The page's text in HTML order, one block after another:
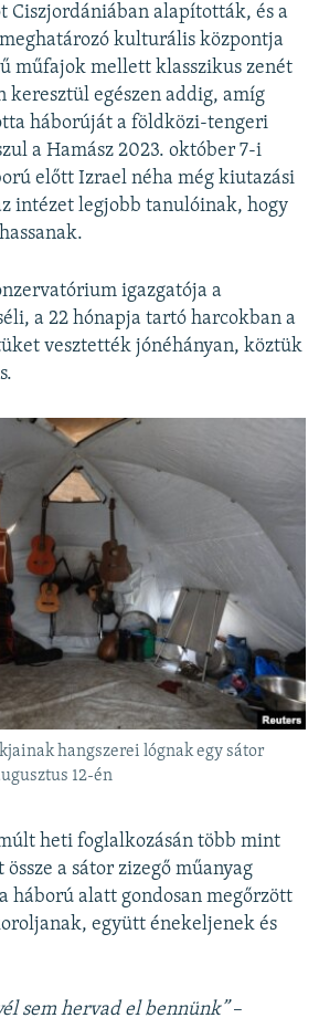
Ciszjordániában alapították, és a
kulturális központja
műfajok mellett klasszikus zenét
keresztül egészen addig, amíg
háborúját a földközi-tengeri
a Hamász 2023. október 7-i
előtt Izrael néha még kiutazási
intézet legjobb tanulóinak, hogy
igazgatója a
a 22 hónapja tartó harcokban a
vesztették jónéhányan, köztük
hangszerei lógnak egy sátor
12-én
heti foglalkozásán több mint
a sátor zizegő műanyag
háború alatt gondosan megőrzött
együtt énekeljenek és
sem hervad el bennünk”–